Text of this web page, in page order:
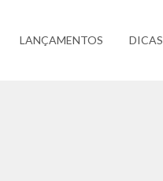
LANÇAMENTOS DICAS